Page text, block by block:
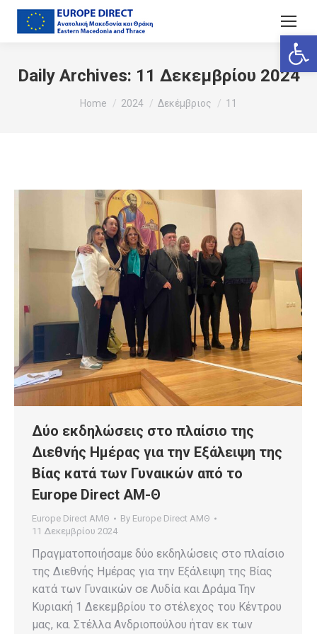
Daily Archives: 11 Δεκεμβρίου 2024
You are here:
Home 2024 Δεκέμβριος 11
Δύο εκδηλώσεις στο πλαίσιο της
Διεθνής Ημέρας για την Εξάλειψη της
Βίας κατά των Γυναικών από το
Europe Direct ΑΜ-Θ
Europe Direct ΑΜΘ By Europe Direct ΑΜΘ
11 Δεκεμβρίου 2024
Πραγματοποιήσαμε δύο εκδηλώσεις στο πλαίσιο
της Διεθνής Ημέρας για την Εξάλειψη της Βίας
κατά των Γυναικών σε Λυδία και Δράμα Την
Κυριακή 1 Δεκεμβρίου το στέλεχος του Κέντρου
μας, κα. Στέλλα Ανδριοπούλου ήταν εκ των